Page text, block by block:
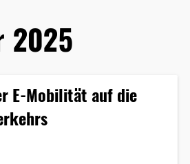
2025
E-Mobilität auf die